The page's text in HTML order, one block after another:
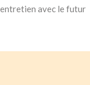
entretien avec le futur